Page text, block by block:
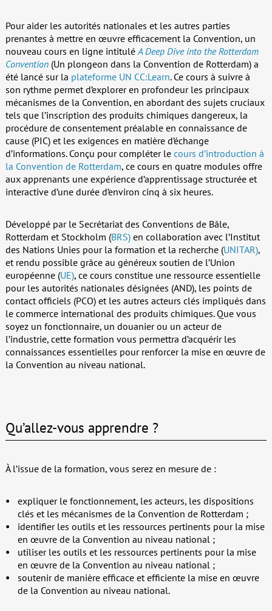
Pour aider les autorités nationales et les autres parties
prenantes à mettre en œuvre efficacement la Convention, un
nouveau cours en ligne intitulé A Deep Dive into the Rotterdam
Convention (Un plongeon dans la Convention de Rotterdam) a
été lancé sur la plateforme UN CC:Learn. Ce cours à suivre à
son rythme permet d’explorer en profondeur les principaux
mécanismes de la Convention, en abordant des sujets cruciaux
tels que l’inscription des produits chimiques dangereux, la
procédure de consentement préalable en connaissance de
cause (PIC) et les exigences en matière d’échange
d’informations. Conçu pour compléter le cours d’introduction à
la Convention de Rotterdam, ce cours en quatre modules offre
aux apprenants une expérience d’apprentissage structurée et
interactive d’une durée d’environ cinq à six heures.
Développé par le Secrétariat des Conventions de Bâle,
Rotterdam et Stockholm (BRS)en collaboration avec l’Institut
des Nations Unies pour la formation et la recherche (UNITAR),
et rendu possible grâce au généreux soutien de l’Union
européenne (UE), ce cours constitue une ressource essentielle
pour les autorités nationales désignées (AND), les points de
contact officiels (PCO) et les autres acteurs clés impliqués dans
le commerce international des produits chimiques. Que vous
soyez un fonctionnaire, un douanier ou un acteur de
l’industrie, cette formation vous permettra d’acquérir les
connaissances essentielles pour renforcer la mise en œuvre de
la Convention au niveau national.
Qu’allez-vous apprendre ?
À l’issue de la formation, vous serez en mesure de :
expliquer le fonctionnement, les acteurs, les dispositions
clés et les mécanismes de la Convention de Rotterdam ;
identifier les outils et les ressources pertinents pour la mise
en œuvre de la Convention au niveau national ;
utiliser les outils et les ressources pertinents pour la mise
en œuvre de la Convention au niveau national ;
soutenir de manière efficace et efficiente la mise en œuvre
de la Convention au niveau national.